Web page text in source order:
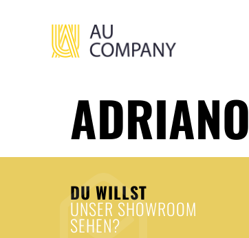
ADRIANO
DU WILLST
UNSER SHOWROOM
SEHEN?